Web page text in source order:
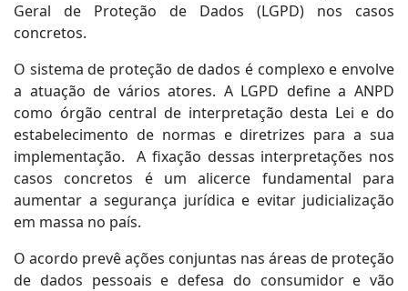
Geral de Proteção de Dados (LGPD) nos casos
concretos.
O sistema de proteção de dados é complexo e envolve
a atuação de vários atores. A LGPD define a ANPD
como órgão central de interpretação desta Lei e do
estabelecimento de normas e diretrizes para a sua
implementação. A fixação dessas interpretações nos
casos concretos é um alicerce fundamental para
aumentar a segurança jurídica e evitar judicialização
em massa no país.
O acordo prevê ações conjuntas nas áreas de proteção
de dados pessoais e defesa do consumidor e vão